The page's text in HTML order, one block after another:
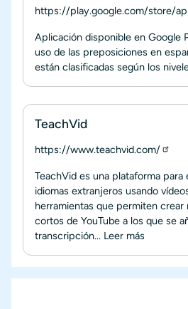
https://play.google.com/store/
Aplicación disponible en Google
uso de las preposiciones en
están clasificadas según los
TeachVid
https://www.teachvid.com/
TeachVid es una plataforma
idiomas extranjeros usando
herramientas que permiten crear
cortos de YouTube a los que se
transcripción... Leer más